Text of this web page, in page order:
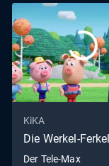
KiKA
Die Werkel-Ferkel
Der Tele-Max